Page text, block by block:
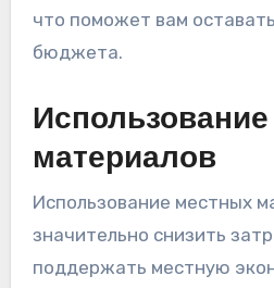
что поможет вам
бюджета.
материалов
Использование местных
значительно снизить
поддержать местную